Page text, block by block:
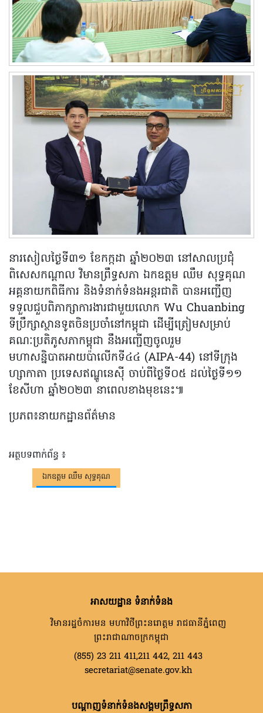
នារសៀលថ្ងៃទី៣១ ខែកក្កដា ឆ្នាំ២០២៣ នៅសាលប្រជុំ
ពិសេសកណ្តាល វិមានព្រឹទ្ធសភា ឯកឧត្តម ឈឹម សុទ្ធគុណ
អគ្គនាយកពិធីការ និងទំនាក់ទំនងអន្តរជាតិ បានអញ្ជើញ
ទទួលជួបពិភាក្សាការងារជាមួយលោក Wu Chuanbing
ទីប្រឹក្សាស្ថានទូតចិនប្រចាំនៅកម្ពុជា ដើម្បីត្រៀមសម្រាប់
គណៈប្រតិភូសភាកម្ពុជា នឹងអញ្ជើញចូលរួម
មហាសន្និបាតអាយប៉ាលើកទី៤៤ (AIPA-44) នៅទីក្រុង
ហ្សាកាតា ប្រទេសឥណ្ឌូនេស៊ី ចាប់ពីថ្ងៃទី០៥ ដល់ថ្ងៃទី១១
ខែសីហា ឆ្នាំ២០២៣ នាពេលខាងមុខនេះ៕
ប្រភព៖នាយកដ្ឋានព័ត៌មាន
អត្ថបទពាក់ព័ន្ធ ៖
ឯកឧត្តម ឈឹម សុទ្ធគុណ
អាសយដ្ឋាន ទំនាក់ទំនង
វិមានរដ្ឋចំការមន មហាវិថីព្រះនរោត្តម រាជធានីភ្នំពេញ
ព្រះរាជាណាចក្រកម្ពុជា
(855) 23 211 411,211 442, 211 443
secretariat@senate.gov.kh
បណ្តាញទំនាក់ទំនងសង្គមព្រឹទ្ធសភា